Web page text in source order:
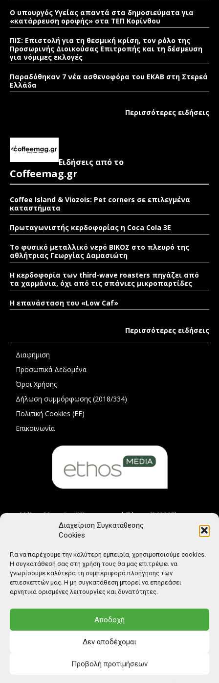
Διαχείριση Συγκατάθεσης
Cookies
Για να παρέχουμε την καλύτερη εμπειρία, χρησιμοποιούμε cookies.
Η συγκατάθεσή σας στη χρήση τους θα μας επιτρέψει να
γνωρίσουμε καλύτερα τη συμπεριφορά πλοήγησης των
επιεσκεπτών μας. Η μη συγκατάθεση μπορεί να επηρεάσει
αρνητικά ορισμένες λειτουργίες και δυνατότητες.
Αποδοχή
Δεν αποδέχομαι
Προβολή προτιμήσεων
Ο υπουργός Υγείας απαντά στα δημοσιεύματα για
«κατάρρευση οροφής» στα ΤΕΠ Κορίνθου
ΠΙΣ: Επιστολή για τη θεσμική κρίση, τον ρόλο της
Προσωρινής Διοικούσας Επιτροπής και τη δέσμευση
για νόμιμες εκλογές
Παραδόθηκαν 7 νέα ασθενοφόρα του ΕΚΑΒ στη Στερεά
Ελλάδα
Περισσότερες ειδήσεις
Ειδήσεις από το
Coffeemag.gr
Coffee Island & Viozois: Pet corners σε επιλεγμένα
καταστήματα
Πρωταγωνιστής κερδοφορίας η Coca Cola 3E
Το φυσικό μεταλλικό νερό ΒΙΚΟΣ στο πλευρό της
αθλήτριας Γεωργίας Δαμασιώτη
Η κερδοφορία των third-wave roasters πηγάζει από
τα χαρμάνια, όχι από τις σπάνιες μικροπαρτίδες
Η επανάσταση του «Low Caf»
Περισσότερες ειδήσεις
Διαφήμιση
Προσωπικά Δεδομένα
Όροι Χρήσης
Δήλωση συμμόρφωσης (2018/334)
Πολιτική Cookies (ΕΕ)
Επικοινωνία
Μέλος Μητρώου Ηλεκτρονικού Τύπου (242225)
© Copyright: Ethos Media S.A.